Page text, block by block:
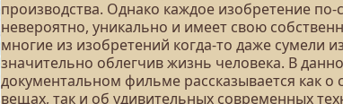
производства. Однако каждое изобретение по-
невероятно, уникально и имеет свою
многие из изобретений когда-то даже сумели
значительно облегчив жизнь человека. В
документальном фильме рассказывается как о
вещах, так и об удивительных современных